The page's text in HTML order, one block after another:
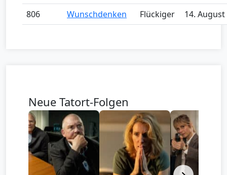
806 Wunschdenken Flückiger 14. August
Neue Tatort-Folgen